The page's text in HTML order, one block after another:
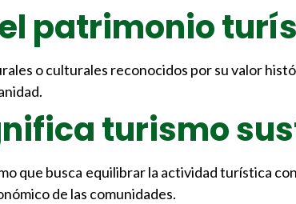
el patrimonio
o culturales reconocidos por su valor
turismo
que busca equilibrar la actividad turística
de las comunidades.